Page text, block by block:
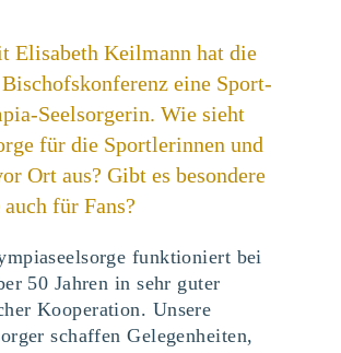
Elisabeth Keilmann hat die
eine Sport-
Seelsorgerin. Wie sieht
für die Sportlerinnen und
Ort aus? Gibt es besondere
für Fans?
funktioniert bei
50 Jahren in sehr guter
Kooperation. Unsere
schaffen Gelegenheiten,